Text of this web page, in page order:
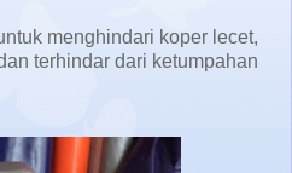
menghindari koper lecet,
terhindar dari ketumpahan